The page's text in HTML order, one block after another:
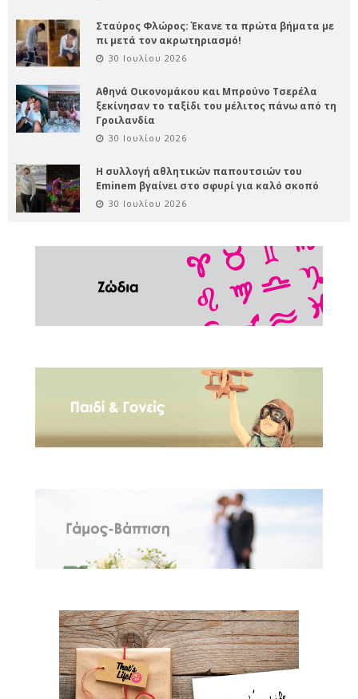
Σταύρος Φλώρος: Έκανε τα πρώτα βήματα με
πι μετά τον ακρωτηριασμό!
30 Ιουλίου 2026
Αθηνά Οικονομάκου και Μπρούνο Τσερέλα
ξεκίνησαν το ταξίδι του μέλιτος πάνω από τη
Γροιλανδία
30 Ιουλίου 2026
Η συλλογή αθλητικών παπουτσιών του
Eminem βγαίνει στο σφυρί για καλό σκοπό
30 Ιουλίου 2026